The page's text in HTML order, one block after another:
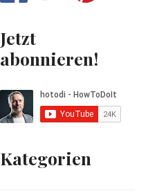
Jetzt
abonnieren!
Kategorien